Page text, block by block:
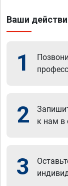
Ваши
1
2
к нам в
3